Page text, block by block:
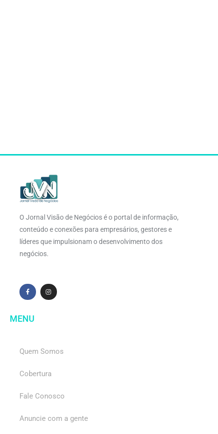
O Jornal Visão de Negócios é o portal de informação,
conteúdo e conexões para empresários, gestores e
líderes que impulsionam o desenvolvimento dos
negócios.
MENU
Quem Somos
Cobertura
Fale Conosco
Anuncie com a gente